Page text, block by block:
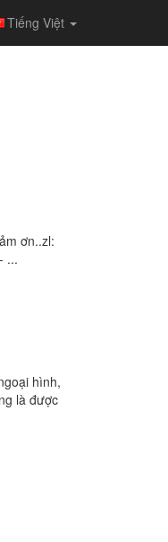
Tiếng Việt
ơn..zl:
...
hình,
là được